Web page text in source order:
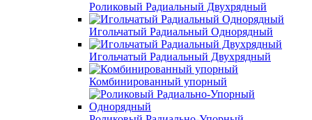
Роликовый Радиальный Двухрядный
Игольчатый Радиальный Однорядный
Игольчатый Радиальный Двухрядный
Комбинированный упорный